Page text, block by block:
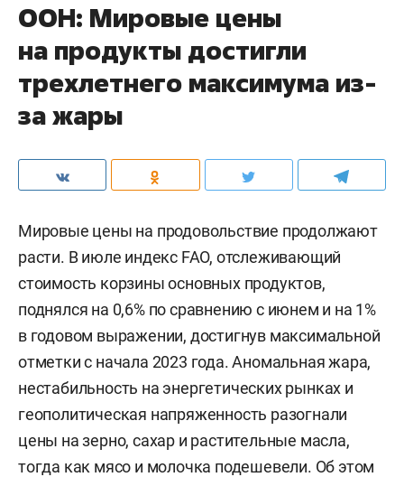
ООН: Мировые цены
на продукты достигли
трехлетнего максимума из-
за жары
Мировые цены на продовольствие продолжают
расти. В июле индекс FAO, отслеживающий
стоимость корзины основных продуктов,
поднялся на 0,6% по сравнению с июнем и на 1%
в годовом выражении, достигнув максимальной
отметки с начала 2023 года. Аномальная жара,
нестабильность на энергетических рынках и
геополитическая напряженность разогнали
цены на зерно, сахар и растительные масла,
тогда как мясо и молочка подешевели. Об этом